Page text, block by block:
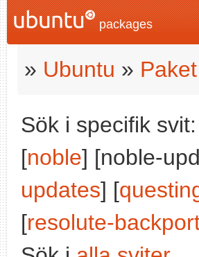
packages
» Ubuntu » Paket
Sök i specifik
[noble] [noble-
updates] [
[resolute-